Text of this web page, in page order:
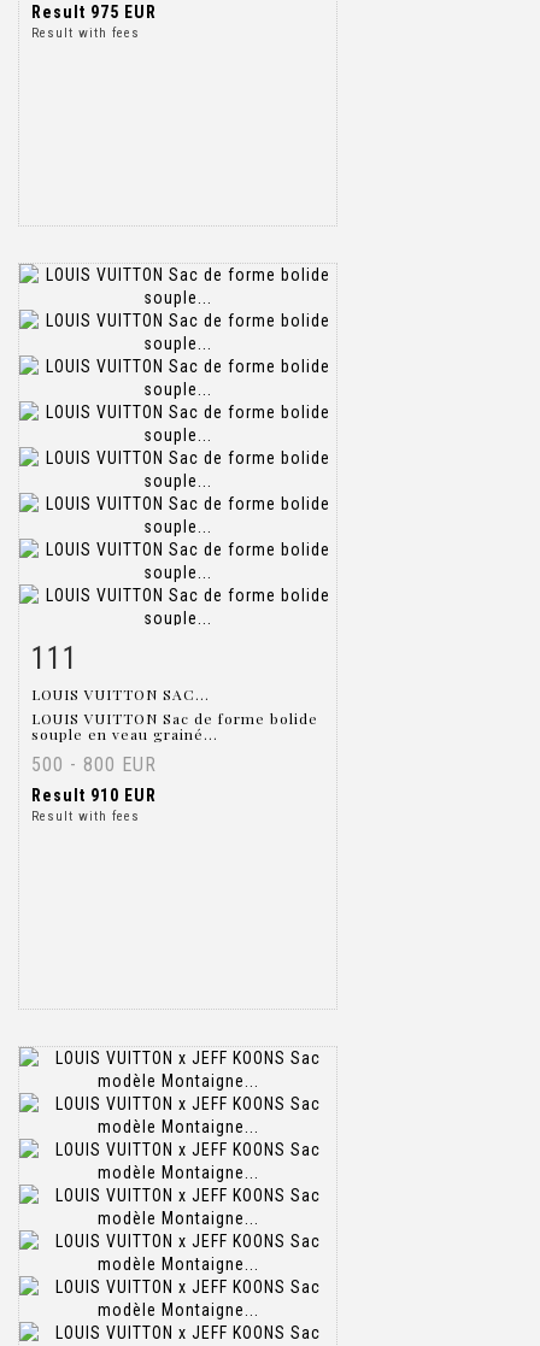
Result 975 EUR
Result with fees
Item detail
111
LOUIS VUITTON SAC...
LOUIS VUITTON Sac de forme bolide
souple en veau grainé...
500 - 800 EUR
Result 910 EUR
Result with fees